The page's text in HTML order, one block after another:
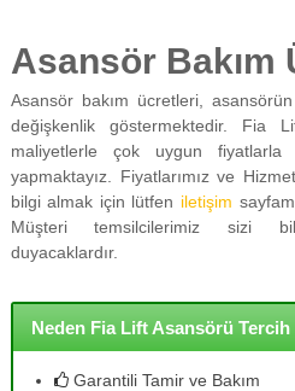
Asansör Bakım
Asansör bakım ücretleri,
değişkenlik göstermektedir. Fia
maliyetlerle çok uygun fiyatlarla
yapmaktayız. Fiyatlarımız ve
bilgi almak için lütfen iletişim
Müşteri temsilcilerimiz sizi
duyacaklardır.
Neden Fia Lift Asansörü
Garantili Tamir ve Bakım